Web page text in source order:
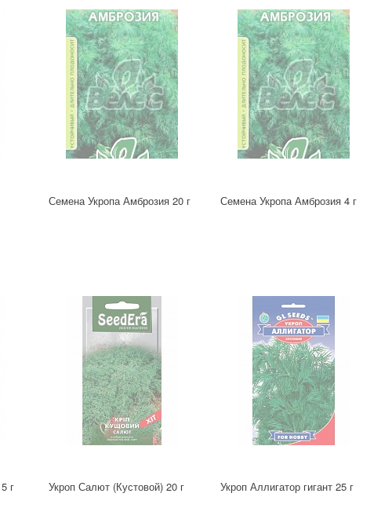
Семена Укропа Амброзия 20 г Семена Укропа Амброзия 4 г
г Укроп Салют (Кустовой) 20 г Укроп Аллигатор гигант 25 г